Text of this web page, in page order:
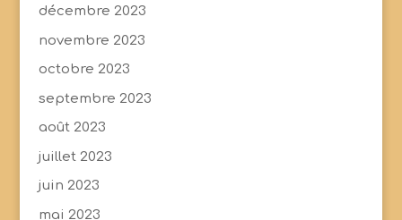
décembre 2023
novembre 2023
octobre 2023
septembre 2023
août 2023
juillet 2023
juin 2023
mai 2023